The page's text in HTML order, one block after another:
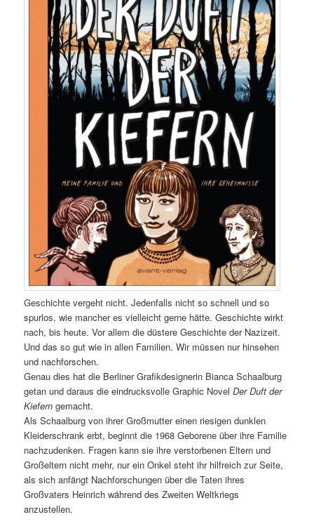
Geschichte vergeht nicht. Jedenfalls nicht so schnell und so
spurlos, wie mancher es vielleicht gerne hätte. Geschichte wirkt
nach, bis heute. Vor allem die düstere Geschichte der Nazizeit.
Und das so gut wie in allen Familien. Wir müssen nur hinsehen
und nachforschen.
Genau dies hat die Berliner Grafikdesignerin Bianca Schaalburg
getan und daraus die eindrucksvolle Graphic NovelDer Duft der
Kiefern gemacht.
Als Schaalburg von ihrer Großmutter einen riesigen dunklen
Kleiderschrank erbt, beginnt die 1968 Geborene über ihre Familie
nachzudenken. Fragen kann sie ihre verstorbenen Eltern und
Großeltern nicht mehr, nur ein Onkel steht ihr hilfreich zur Seite,
als sich anfängt Nachforschungen über die Taten ihres
Großvaters Heinrich während des Zweiten Weltkriegs
anzustellen.